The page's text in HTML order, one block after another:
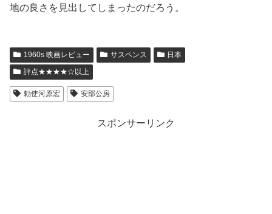
地の良さを見出してしまったのだろう。
1960s 映画レビュー サスペンス
日本
評点★★★★☆以上
勅使河原宏 安部公房
スポンサーリンク